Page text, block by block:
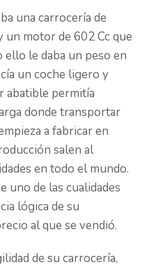
una carrocería de
un motor de 602 Cc que
le daba un peso en
un coche ligero y
abatible permitía
donde transportar
a fabricar en
salen al
en todo el mundo.
uno de las cualidades
lógica de su
al que se vendió.
de su carrocería,